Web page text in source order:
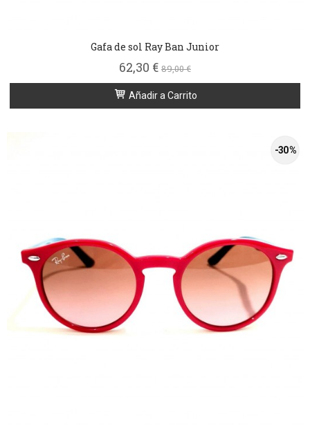
Gafa de sol Ray Ban Junior
62,30 € 89,00 €
Añadir a Carrito
-30 %